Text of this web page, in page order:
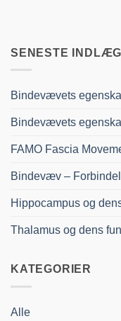
SENESTE INDLÆG
Bindevævets
Bindevævets
FAMO Fascia
Bindevæv –
Hippocampus og
Thalamus og dens
KATEGORIER
Alle